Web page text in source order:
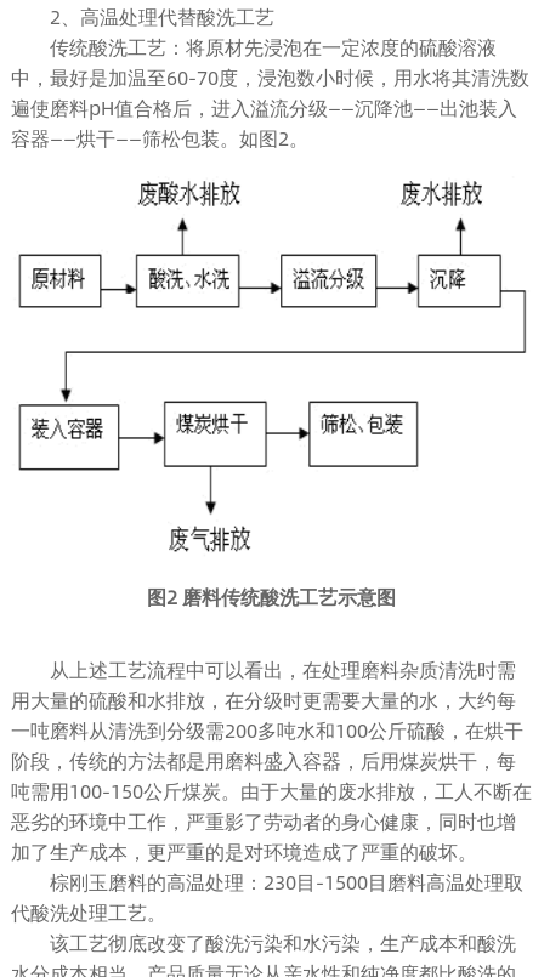
2、高温处理代替酸洗工艺
传统酸洗工艺：将原材先浸泡在一定浓度的硫酸溶液
中，最好是加温至60-70度，浸泡数小时候，用水将其清洗数
遍使磨料pH值合格后，进入溢流分级——沉降池——出池装入
容器——烘干——筛松包装。如图2。
图2 磨料传统酸洗工艺示意图
从上述工艺流程中可以看出，在处理磨料杂质清洗时需
用大量的硫酸和水排放，在分级时更需要大量的水，大约每
一吨磨料从清洗到分级需200多吨水和100公斤硫酸，在烘干
阶段，传统的方法都是用磨料盛入容器，后用煤炭烘干，每
吨需用100-150公斤煤炭。由于大量的废水排放，工人不断在
恶劣的环境中工作，严重影了劳动者的身心健康，同时也增
加了生产成本，更严重的是对环境造成了严重的破坏。
棕刚玉磨料的高温处理：230目-1500目磨料高温处理取
代酸洗处理工艺。
该工艺彻底改变了酸洗污染和水污染，生产成本和酸洗